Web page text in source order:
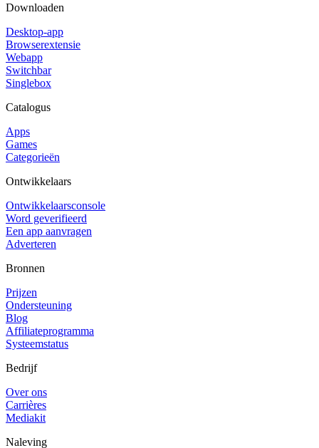
Downloaden
Desktop-app
Browserextensie
Webapp
Switchbar
Singlebox
Catalogus
Apps
Games
Categorieën
Ontwikkelaars
Ontwikkelaarsconsole
Word geverifieerd
Een app aanvragen
Adverteren
Bronnen
Prijzen
Ondersteuning
Blog
Affiliateprogramma
Systeemstatus
Bedrijf
Over ons
Carrières
Mediakit
Naleving